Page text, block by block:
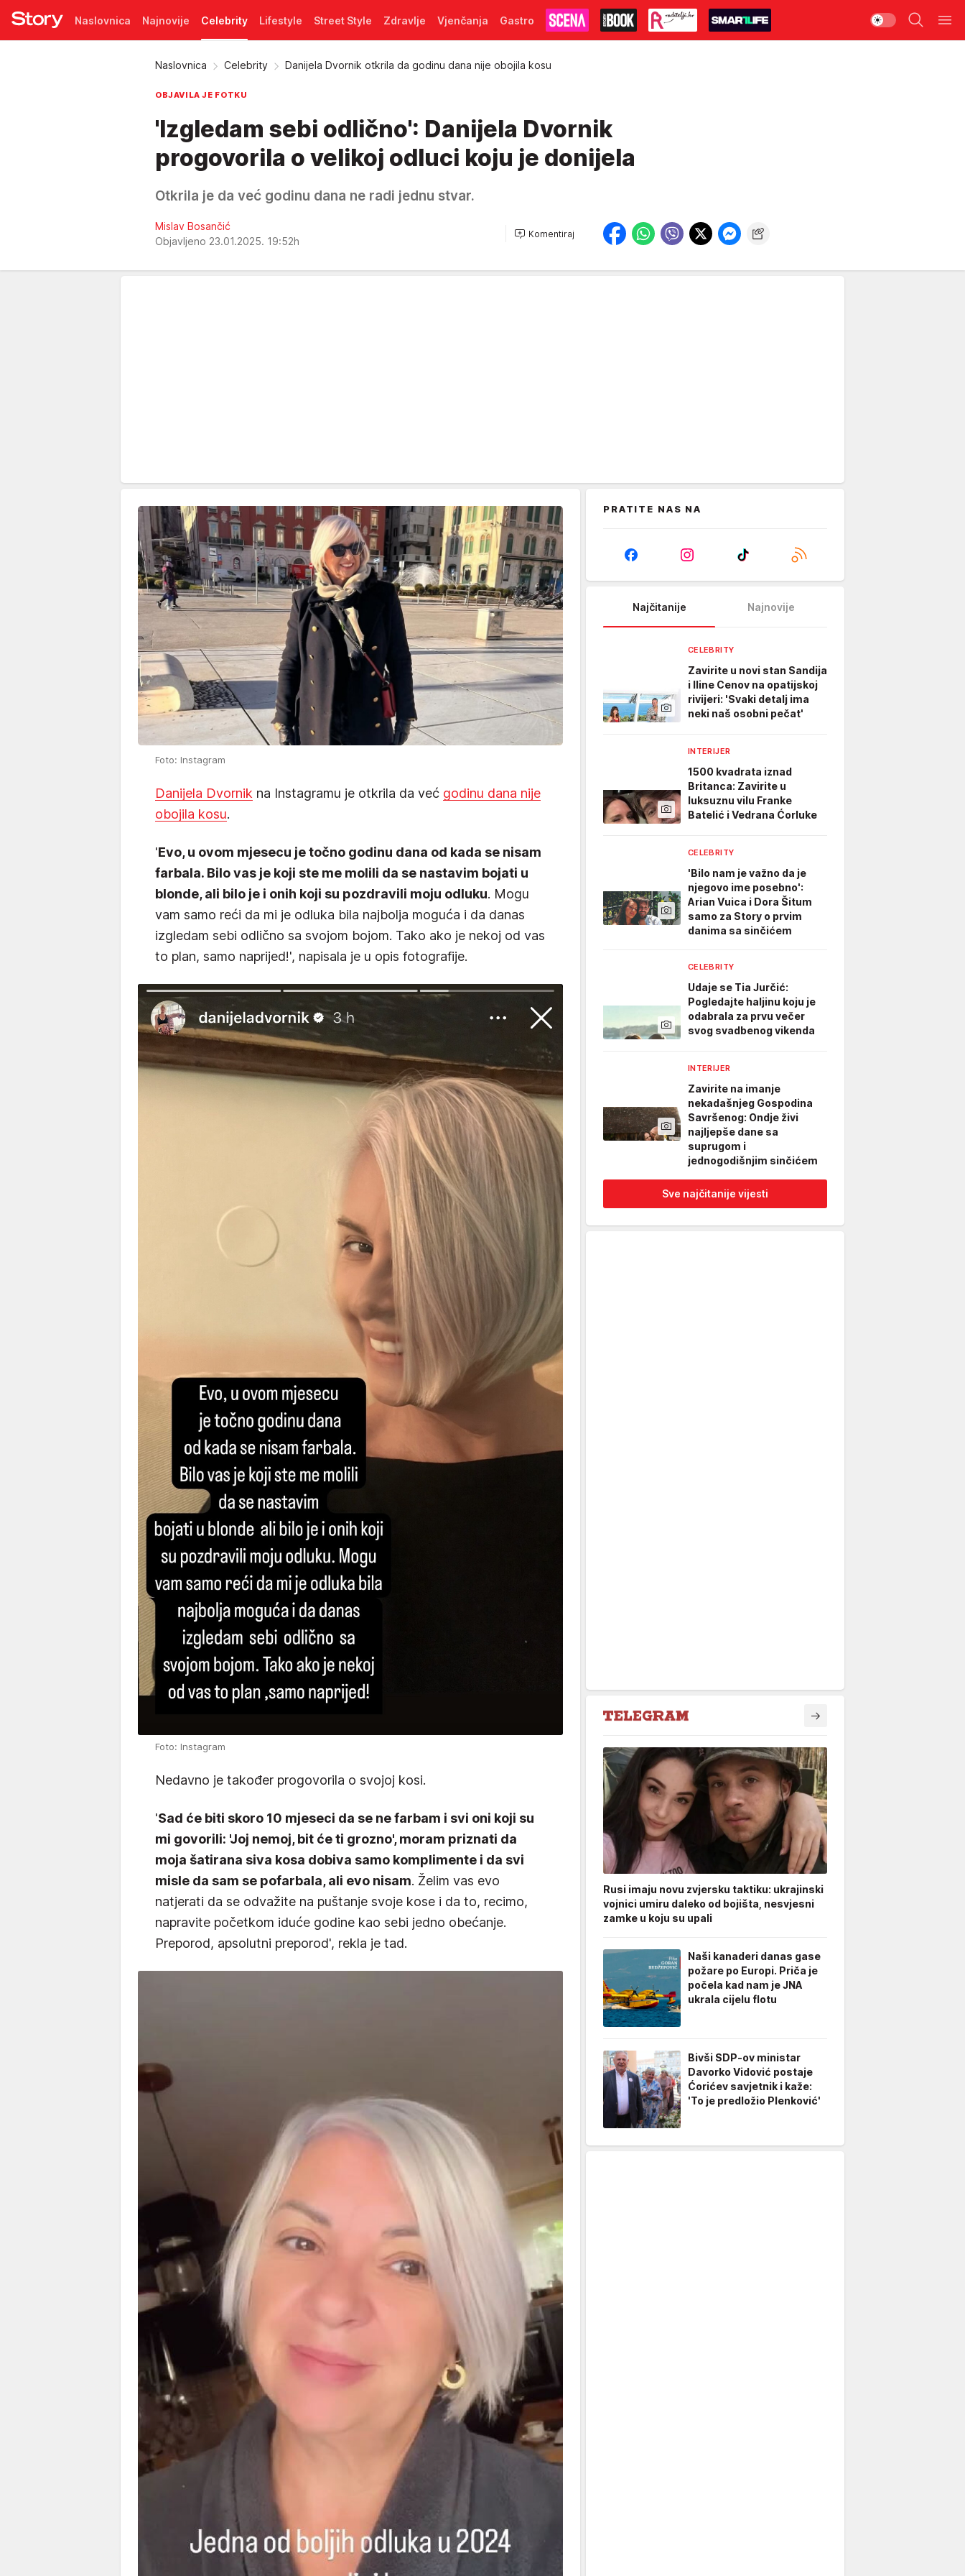
Naslovnica Najnovije Celebrity Lifestyle Street Style Zdravlje Vjenčanja Gastro
Naslovnica Celebrity Danijela Dvornik otkrila da godinu dana nije obojila kosu
OBJAVILA JE FOTKU
'Izgledam sebi odlično': Danijela Dvornik
progovorila o velikoj odluci koju je donijela
Otkrila je da već godinu dana ne radi jednu stvar.
Mislav Bosančić
Objavljeno 23.01.2025. 19:52h
Komentiraj
Foto: Instagram
Danijela Dvornik na Instagramu je otkrila da već godinu dana nije
obojila kosu.
'Evo, u ovom mjesecu je točno godinu dana od kada se nisam
farbala. Bilo vas je koji ste me molili da se nastavim bojati u
blonde, ali bilo je i onih koji su pozdravili moju odluku. Mogu
vam samo reći da mi je odluka bila najbolja moguća i da danas
izgledam sebi odlično sa svojom bojom. Tako ako je nekoj od vas
to plan, samo naprijed!', napisala je u opis fotografije.
Foto: Instagram
Nedavno je također progovorila o svojoj kosi.
'Sad će biti skoro 10 mjeseci da se ne farbam i svi oni koji su
mi govorili: 'Joj nemoj, bit će ti grozno', moram priznati da
moja šatirana siva kosa dobiva samo komplimente i da svi
misle da sam se pofarbala, ali evo nisam. Želim vas evo
natjerati da se odvažite na puštanje svoje kose i da to, recimo,
napravite početkom iduće godine kao sebi jedno obećanje.
Preporod, apsolutni preporod', rekla je tad.
PRATITE NAS NA
Najčitanije Najnovije
CELEBRITY
Zavirite u novi stan Sandija
i Iline Cenov na opatijskoj
rivijeri: 'Svaki detalj ima
neki naš osobni pečat'
INTERIJER
1500 kvadrata iznad
Britanca: Zavirite u
luksuznu vilu Franke
Batelić i Vedrana Ćorluke
CELEBRITY
'Bilo nam je važno da je
njegovo ime posebno':
Arian Vuica i Dora Šitum
samo za Story o prvim
danima sa sinčićem
CELEBRITY
Udaje se Tia Jurčić:
Pogledajte haljinu koju je
odabrala za prvu večer
svog svadbenog vikenda
INTERIJER
Zavirite na imanje
nekadašnjeg Gospodina
Savršenog: Ondje živi
najljepše dane sa
suprugom i
jednogodišnjim sinčićem
Sve najčitanije vijesti
Rusi imaju novu zvjersku taktiku: ukrajinski
vojnici umiru daleko od bojišta, nesvjesni
zamke u koju su upali
Naši kanaderi danas gase
požare po Europi. Priča je
počela kad nam je JNA
ukrala cijelu flotu
Bivši SDP-ov ministar
Davorko Vidović postaje
Ćorićev savjetnik i kaže:
'To je predložio Plenković'